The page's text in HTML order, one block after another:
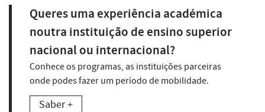
Queres uma experiência académica
noutra instituição de ensino superior
nacional ou internacional?
Conhece os programas, as instituições parceiras
onde podes fazer um período de mobilidade.
Saber +